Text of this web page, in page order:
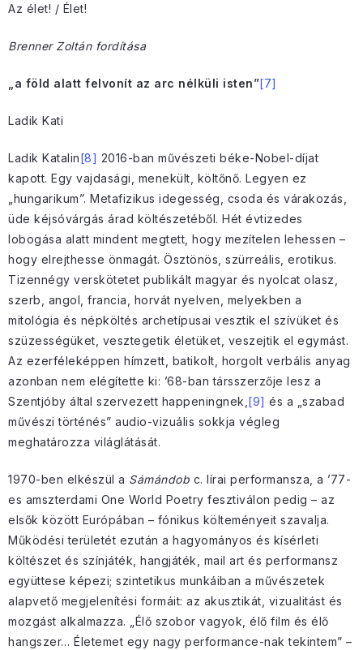
Az élet! / Élet!
Brenner Zoltán fordítása
„a föld alatt felvonít az arc nélküli isten”[7]
Ladik Kati
Ladik Katalin[8] 2016-ban művészeti béke-Nobel-díjat
kapott. Egy vajdasági, menekült, költőnő. Legyen ez
„hungarikum”. Metafizikus idegesség, csoda és várakozás,
üde kéjsóvárgás árad költészetéből. Hét évtizedes
lobogása alatt mindent megtett, hogy mezítelen lehessen –
hogy elrejthesse önmagát. Ösztönös, szürreális, erotikus.
Tizennégy verskötetet publikált magyar és nyolcat olasz,
szerb, angol, francia, horvát nyelven, melyekben a
mitológia és népköltés archetípusai vesztik el szívüket és
szüzességüket, vesztegetik életüket, veszejtik el egymást.
Az ezerféleképpen hímzett, batikolt, horgolt verbális anyag
azonban nem elégítette ki: ’68-ban társszerzője lesz a
Szentjóby által szervezett happeningnek, [9] és a „szabad
művészi történés” audio-vizuális sokkja végleg
meghatározza világlátását.
1970-ben elkészül a Sámándob c. lírai performansza, a ’77-
es amszterdami One World Poetry fesztiválon pedig – az
elsők között Európában – fónikus költeményeit szavalja.
Működési területét ezután a hagyományos és kísérleti
költészet és színjáték, hangjáték, mail art és performansz
együttese képezi; szintetikus munkáiban a művészetek
alapvető megjelenítési formáit: az akusztikát, vizualitást és
mozgást alkalmazza. „Élő szobor vagyok, élő film és élő
hangszer… Életemet egy nagy performance-nak tekintem” –